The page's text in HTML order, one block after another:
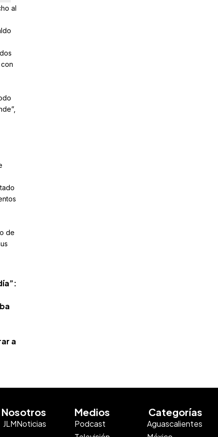
al
de
a
Nosotros
JLMNoticias
Medios
Podcast
Categorías
Aguascalientes